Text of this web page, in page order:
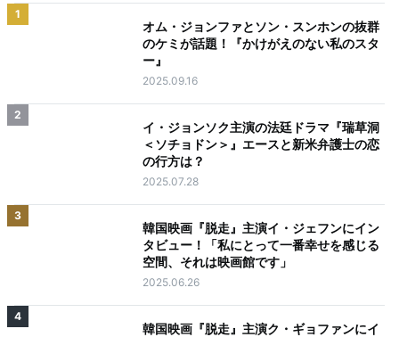
1
オム・ジョンファとソン・スンホンの抜群
のケミが話題！『かけがえのない私のスタ
ー』
2025.09.16
2
イ・ジョンソク主演の法廷ドラマ『瑞草洞
＜ソチョドン＞』エースと新米弁護士の恋
の行方は？
2025.07.28
3
韓国映画『脱走』主演イ・ジェフンにイン
タビュー！「私にとって一番幸せを感じる
空間、それは映画館です」
2025.06.26
4
韓国映画『脱走』主演ク・ギョファンにイ